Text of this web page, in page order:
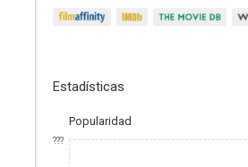
Estadísticas
Popularidad
???